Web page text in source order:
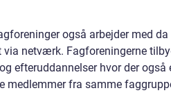
også arbejder med da
netværk. Fagforeningerne
efteruddannelser hvor der også
medlemmer fra samme